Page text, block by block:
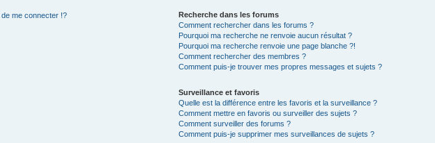
me connecter !?
Recherche dans les forums
Comment rechercher dans les forums ?
Pourquoi ma recherche ne renvoie aucun résultat ?
Pourquoi ma recherche renvoie une page blanche ?!
Comment rechercher des membres ?
Comment puis-je trouver mes propres messages et sujets ?
Surveillance et favoris
Quelle est la différence entre les favoris et la surveillance ?
Comment mettre en favoris ou surveiller des sujets ?
Comment surveiller des forums ?
Comment puis-je supprimer mes surveillances de sujets ?